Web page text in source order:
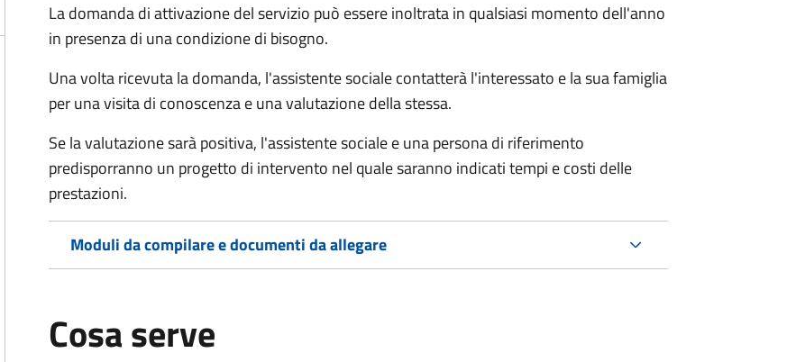
La domanda di attivazione del servizio può essere inoltrata in qualsiasi momento dell'anno
in presenza di una condizione di bisogno.
Una volta ricevuta la domanda, l'assistente sociale contatterà l'interessato e la sua famiglia
per una visita di conoscenza e una valutazione della stessa.
Se la valutazione sarà positiva, l'assistente sociale e una persona di riferimento
predisporranno un progetto di intervento nel quale saranno indicati tempi e costi delle
prestazioni.
Moduli da compilare e documenti da allegare
Cosa serve